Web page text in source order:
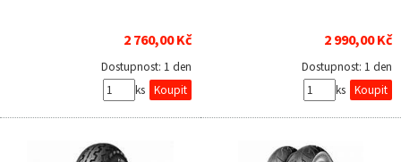
2 760,00 Kč
Dostupnost: 1 den
ks
2 990,00 Kč
Dostupnost: 1 den
ks